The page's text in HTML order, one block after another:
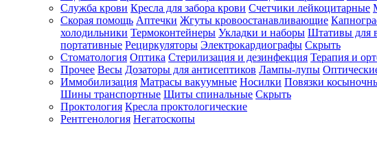
одном
месте
Личный
менеджер
Отслеживание
статуса
заказа
Служба крови Кресла для забора крови Счетчики лейкоцитарные
Скорая помощь Аптечки Жгуты кровоостанавливающие
холодильники Термоконтейнеры Укладки и наборы Штативы для
портативные Рециркуляторы Электрокардиографы Скрыть
Стоматология Оптика Стерилизация и дезинфекция Терапия и
Прочее Весы Дозаторы для антисептиков Лампы-лупы
Иммобилизация Матрасы вакуумные Носилки Повязки
Шины транспортные Щиты спинальные Скрыть
Проктология Кресла проктологические
Рентгенология Негатоскопы